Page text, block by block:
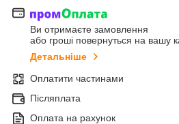
Ви отримаєте замовлення
або гроші повернуться на вашу
Детальніше
Оплатити частинами
Післяплата
Оплата на рахунок